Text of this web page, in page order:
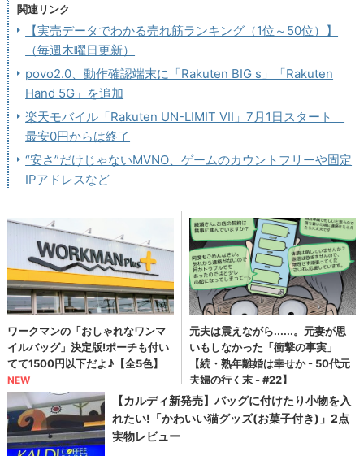
関連リンク
【実売データでわかる売れ筋ランキング（1位～50位）】
（毎週木曜日更新）
povo2.0、動作確認端末に「Rakuten BIG s」「Rakuten
Hand 5G」を追加
楽天モバイル「Rakuten UN-LIMIT VII」7月1日スタート
最安0円からは終了
“安さ”だけじゃないMVNO、ゲームのカウントフリーや固定
IPアドレスなど